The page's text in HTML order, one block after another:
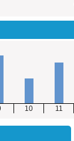
10 11